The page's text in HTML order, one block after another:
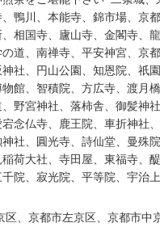
鴨川、本能寺、錦市場、京
相国寺、廬山寺、金閣寺、
道、南禅寺、平安神宮、京
社、円山公園、知恩院、祇
館、智積院、方広寺、渡月
野宮神社、落柿舎、御髪神
念仏寺、鹿王院、車折神社
社、圓光寺、詩仙堂、曼殊
荷大社、寺田屋、東福寺、
院、寂光院、平等院、宇治
、京都市左京区、京都市中